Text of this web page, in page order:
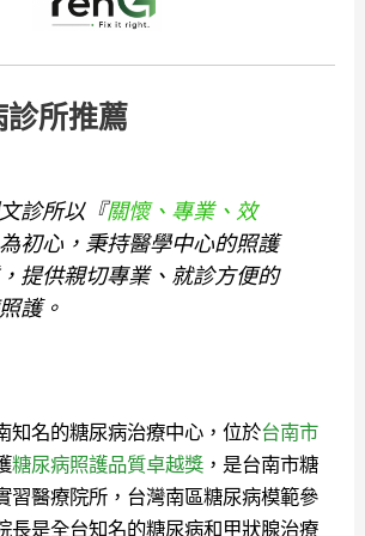
所推薦
診所以『關懷、專業、效
初心，秉持醫學中心的照護
提供親切專業、就診方便的
護。
知名的糖尿病治療中心，位於台南市
糖尿病照護品質卓越獎 ，是台南市糖
習醫療院所，台灣南區糖尿病模範參
長是全台知名的糖尿病和甲狀腺治療